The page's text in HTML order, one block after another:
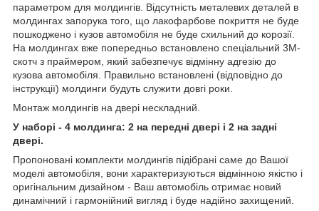
параметром для молдингів. Відсутність металевих деталей в
молдингах запорука того, що лакофарбове покриття не буде
пошкоджено і кузов автомобіля не буде схильний до корозії.
На молдингах вже попередньо встановлено спеціальний 3М-
скотч з праймером, який забезпечує відмінну адгезію до
кузова автомобіля. Правильно встановлені (відповідно до
інструкції) молдинги будуть служити довгі роки.
Монтаж молдингів на двері нескладний.
У наборі - 4 молдинга: 2 на передні двері і 2 на задні
двері.
Пропоновані комплекти молдингів підібрані саме до Вашої
моделі автомобіля, вони характеризуються відмінною якістю і
оригінальним дизайном - Ваш автомобіль отримає новий
динамічний і гармонійний вигляд і буде надійно захищений.